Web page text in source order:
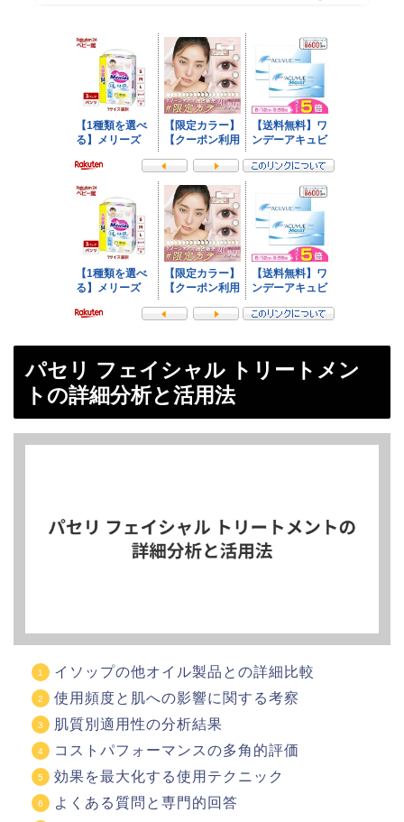
パセリ フェイシャル トリートメン
トの詳細分析と活用法
イソップの他オイル製品との詳細比較
使用頻度と肌への影響に関する考察
肌質別適用性の分析結果
コストパフォーマンスの多角的評価
効果を最大化する使用テクニック
よくある質問と専門的回答